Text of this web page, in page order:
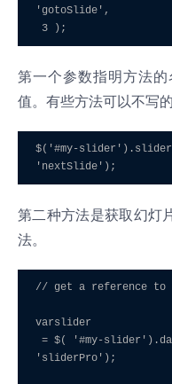
'gotoSlide',
第一个参数指明方法
值。有些方法可以不写
$('#my-
第二种方法是获取幻灯
法。
// get a reference to
varslider
= $( '#my-
'sliderPro');